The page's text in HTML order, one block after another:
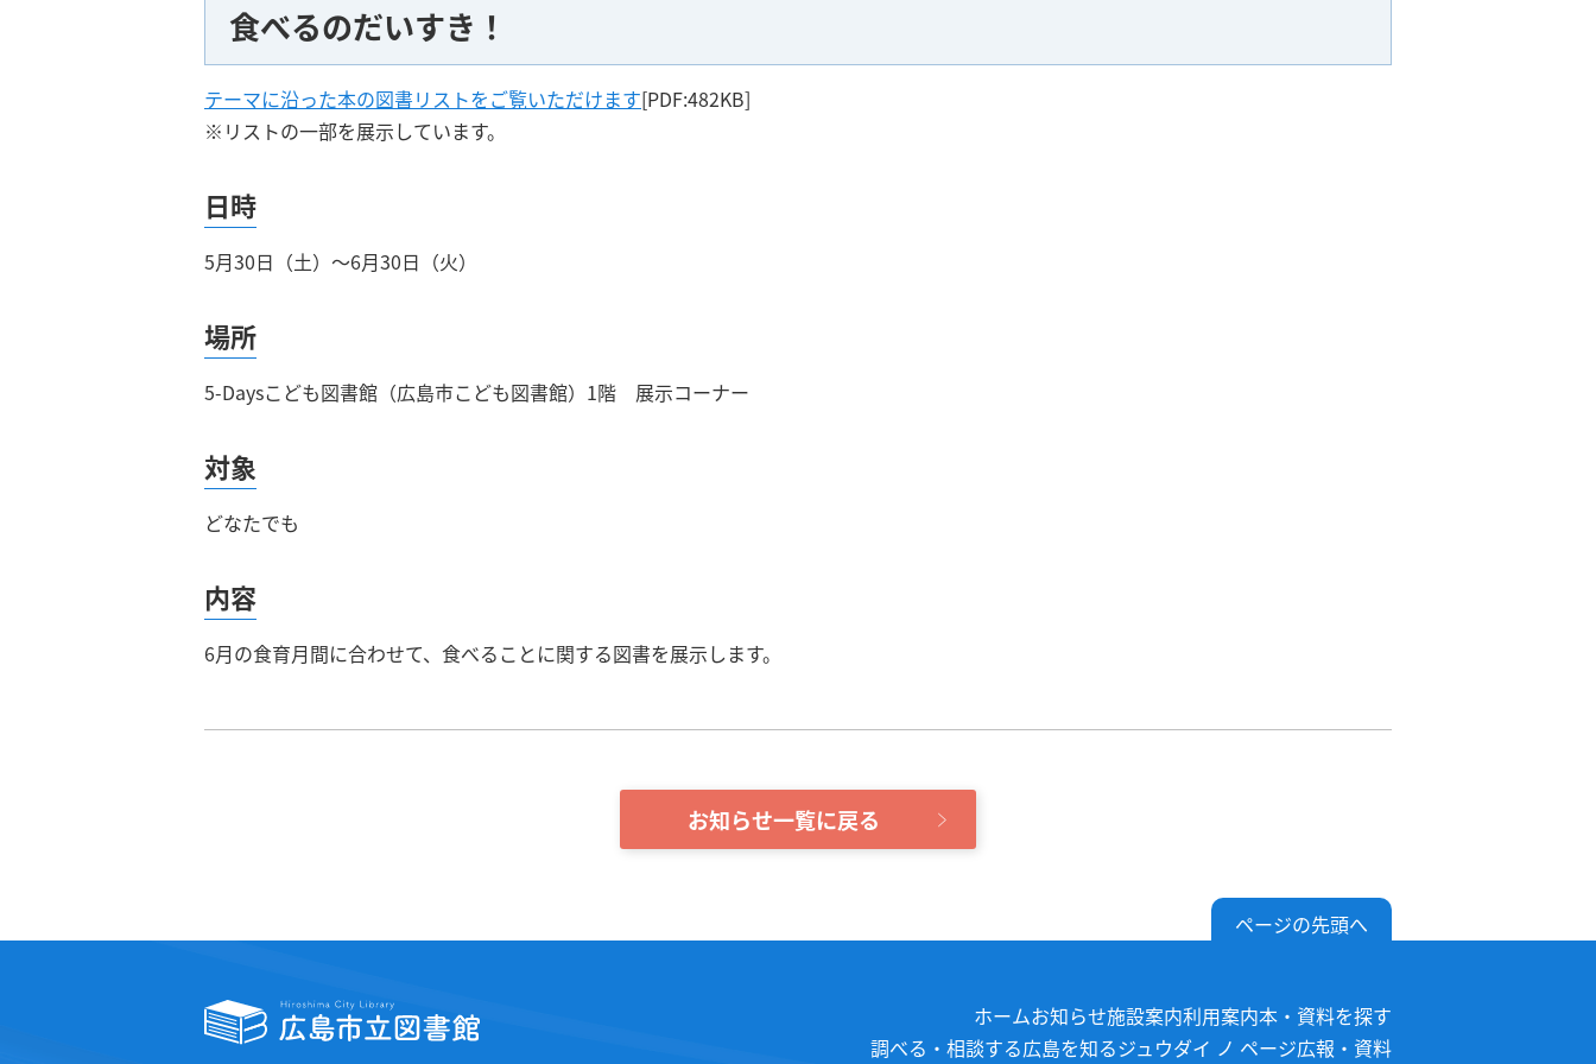
食べるのだいすき！
テーマに沿った本の図書リストをご覧いただけます[PDF:482KB]
※リストの一部を展示しています。
日時
5月30日（土）～6月30日（火）
場所
5-Daysこども図書館（広島市こども図書館）1階 展示コーナー
対象
どなたでも
内容
6月の食育月間に合わせて、食べることに関する図書を展示します。
お知らせ一覧に戻る
ページの先頭へ
ホームお知らせ施設案内利用案内本・資料を探す
調べる・相談する広島を知るジュウダイ ノ ページ広報・資料